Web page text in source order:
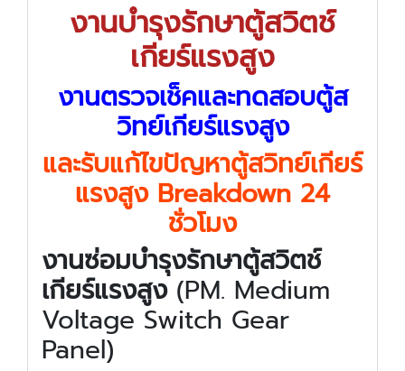
งานบำรุงรักษาตู้สวิตช์
เกียร์แรงสูง
งานตรวจเช็คและทดสอบตู้ส
วิทย์เกียร์แรงสูง
และรับแก้ไขปัญหาตู้สวิทย์เกียร์
แรงสูง Breakdown 24
ชั่วโมง
งานซ่อมบำรุงรักษาตู้สวิตช์
เกียร์แรงสูง(PM. Medium
Voltage Switch Gear
Panel)